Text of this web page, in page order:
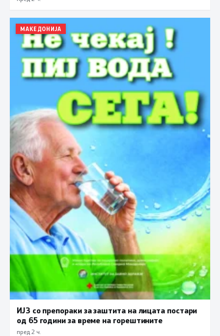
МАКЕДОНИЈА
ИЈЗ со препораки за заштита на лицата постари
од 65 години за време на горештините
пред 2 ч.